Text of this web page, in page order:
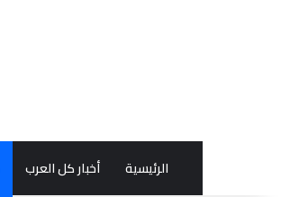
الرئيسية أخبار كل العرب